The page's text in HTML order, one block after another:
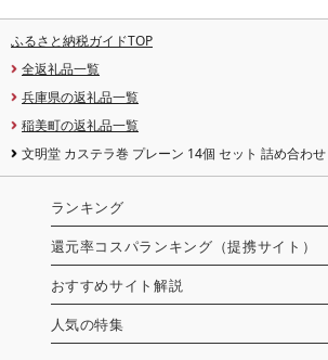
ふるさと納税ガイドTOP
全返礼品一覧
兵庫県の返礼品一覧
稲美町の返礼品一覧
文明堂 カステラ巻 プレーン 14個 セット 詰め合わ
ランキング
還元率コスパランキング（提携サイト）
おすすめサイト解説
人気の特集